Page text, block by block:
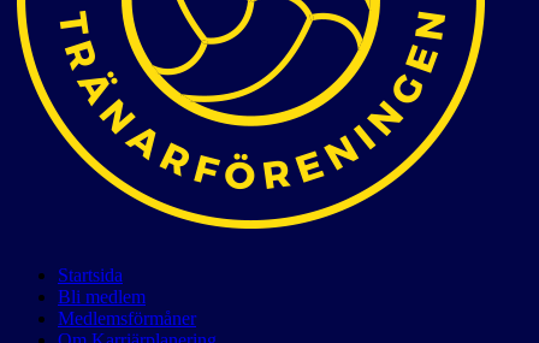
Startsida
Bli medlem
Medlemsförmåner